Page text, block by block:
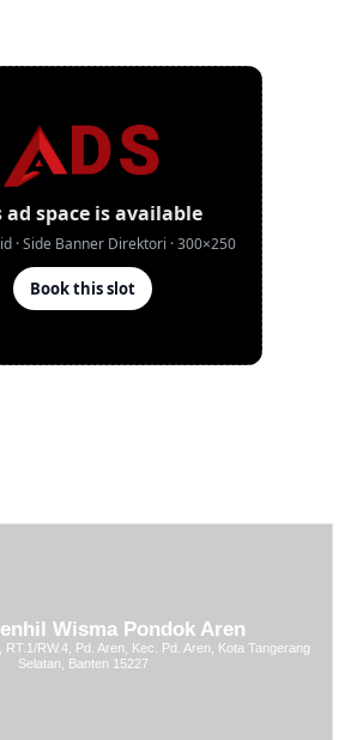
Wisma Pondok Aren
RW.4, Pd. Aren, Kec. Pd. Aren, Kota Tangerang
Selatan, Banten 15227